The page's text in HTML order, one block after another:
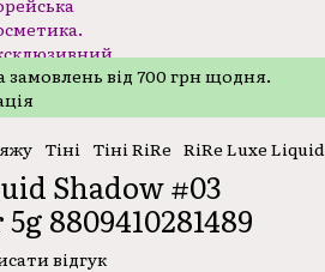
замовлень від 700 грн щодня.
Тіні Тіні RiRe RiRe Luxe
Shadow #03
8809410281489
відгук